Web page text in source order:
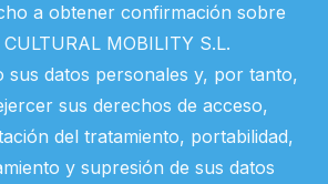
a obtener confirmación sobre
MOBILITY S.L.
sus datos personales y, por tanto,
sus derechos de acceso,
del tratamiento, portabilidad,
y supresión de sus datos